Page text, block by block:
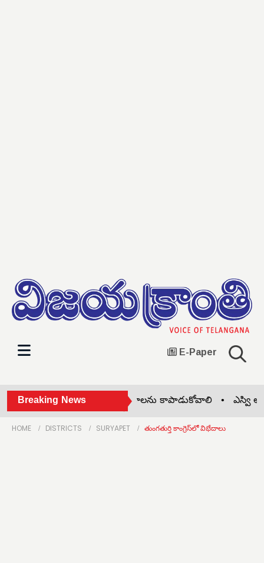
E-Paper
Breaking News
సంస్కృతి, సాంప్రదాయాలను కాపాడుకోవాలి •ఎస్వి అకాడమీ
HOME DISTRICTS SURYAPET తుంగతుర్తి కాంగ్రెస్‌లో విభేదాలు